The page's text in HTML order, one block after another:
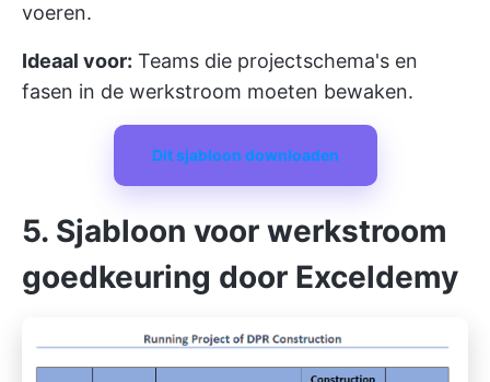
voeren.
Ideaal voor: Teams die projectschema's en
fasen in de werkstroom moeten bewaken.
Dit sjabloon downloaden
5. Sjabloon voor werkstroom
goedkeuring door Exceldemy